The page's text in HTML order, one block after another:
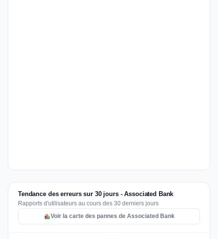
Tendance des erreurs sur 30 jours - Associated Bank
Rapports d'utilisateurs au cours des 30 derniers jours
Voir la carte des pannes de Associated Bank